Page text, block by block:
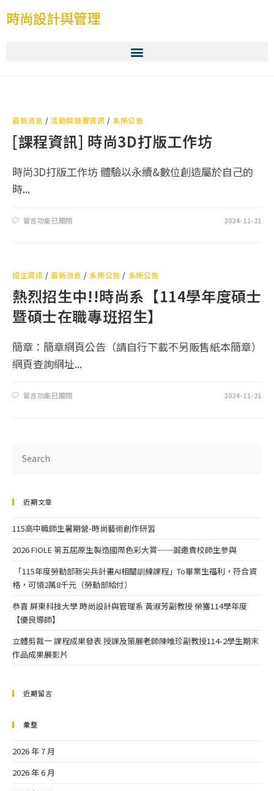
時尚設計與管理
最新消息 /活動與競賽資訊 / 系所公告
[課程資訊] 時尚3D打版工作坊
時尚3D打版工作坊 體驗以永續&數位創造屬於自己的
時...
留言功能已關閉 2024-11-21
招生資訊 /最新消息 / 系所公告 / 系所公告
熱烈招生中!!時尚系【114學年度碩士
暨碩士在職專班招生】
簡章：簡章網頁公告（請自行下載不另販售紙本簡章）
網頁查詢網址...
留言功能已關閉 2024-11-21
近期文章
115高中職師生暑期營-時尚藝術創作研習
2026 FIOLE 第五屆原生製造國際色彩大賞──誠邀貴校師生參與
「115年度勞動部新尖兵計畫AI相關訓練課程」To畢業生福利，符合資
格，可領2萬8千元（勞動部給付）
恭喜 屏東科技大學 時尚設計與管理系 黃淑芳副教授 榮獲114學年度
【優良導師】
立體剪裁一 課程成果發表 授課及策展老師陳唯珍副教授114-2學生期末
作品成果展影片
近期留言
彙整
2026 年 7 月
2026 年 6 月